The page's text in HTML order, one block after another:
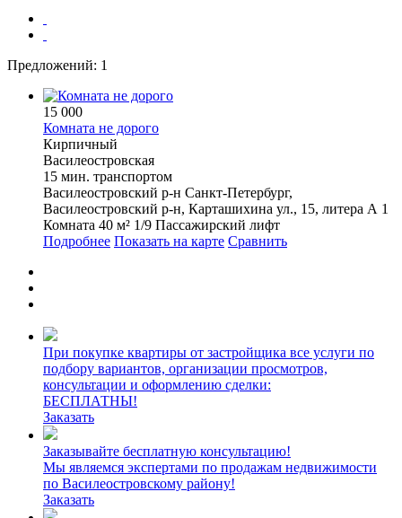
Предложений: 1
15 000
Комната не дорого
Кирпичный
Василеостровская
15 мин. транспортом
Василеостровский р-н Санкт-Петербург,
Василеостровский р-н, Карташихина ул., 15, литера А 1
Комната 40 м² 1/9 Пассажирский лифт
Подробнее Показать на карте Сравнить
При покупке квартиры от застройщика все услуги по
подбору вариантов, организации просмотров,
консультации и оформлению сделки:
БЕСПЛАТНЫ!
Заказать
Заказывайте бесплатную консультацию!
Мы являемся экспертами по продажам недвижимости
по Василеостровскому району!
Заказать